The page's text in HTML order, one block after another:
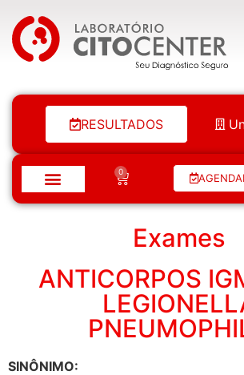
Laboratório Citocenter
RESULTADOS
0
Exames
ANTICORPOS
SINÔNIMO: